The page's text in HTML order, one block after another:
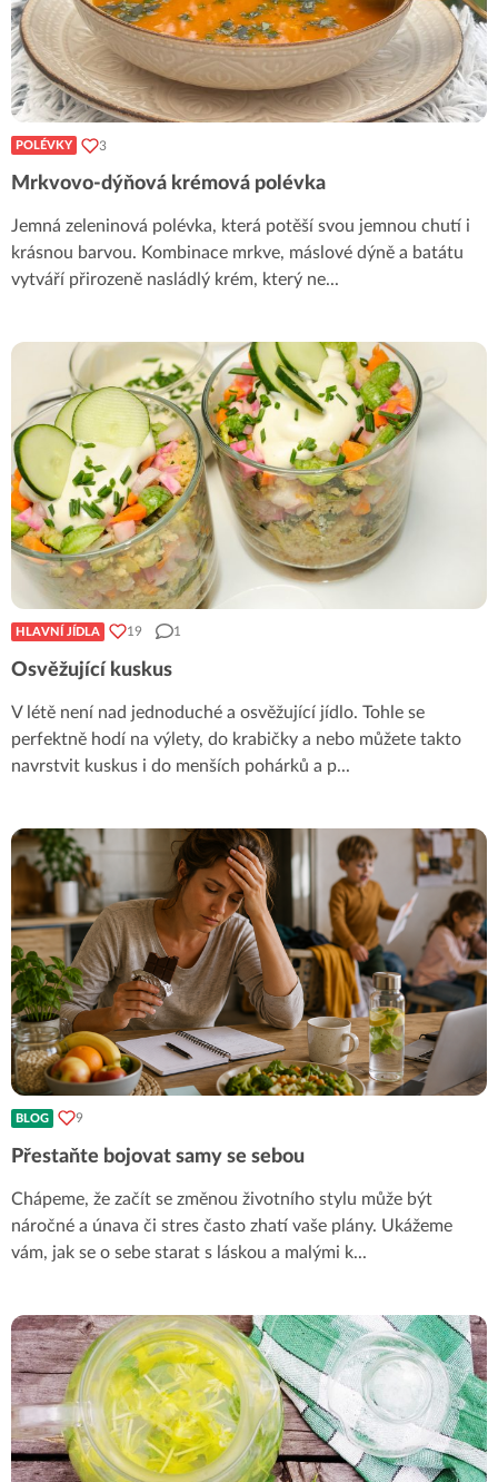
POLÉVKY 3
Mrkvovo-dýňová krémová polévka
Jemná zeleninová polévka, která potěší svou jemnou chutí i
krásnou barvou. Kombinace mrkve, máslové dýně a batátu
vytváří přirozeně nasládlý krém, který ne...
HLAVNÍ JÍDLA 19 1
Osvěžující kuskus
V létě není nad jednoduché a osvěžující jídlo. Tohle se
perfektně hodí na výlety, do krabičky a nebo můžete takto
navrstvit kuskus i do menších pohárků a p...
BLOG 9
Přestaňte bojovat samy se sebou
Chápeme, že začít se změnou životního stylu může být
náročné a únava či stres často zhatí vaše plány. Ukážeme
vám, jak se o sebe starat s láskou a malými k...